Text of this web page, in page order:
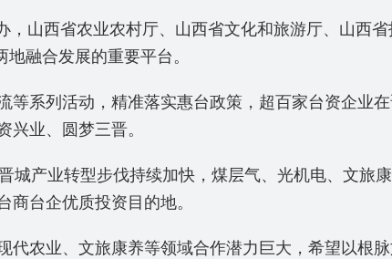
山西省农业农村厅、山西省文化和旅游厅、山西
融合发展的重要平台。
系列活动，精准落实惠台政策，超百家台资企业
业、圆梦三晋。
城产业转型步伐持续加快，煤层气、光机电、文旅
台企优质投资目的地。
农业、文旅康养等领域合作潜力巨大，希望以根